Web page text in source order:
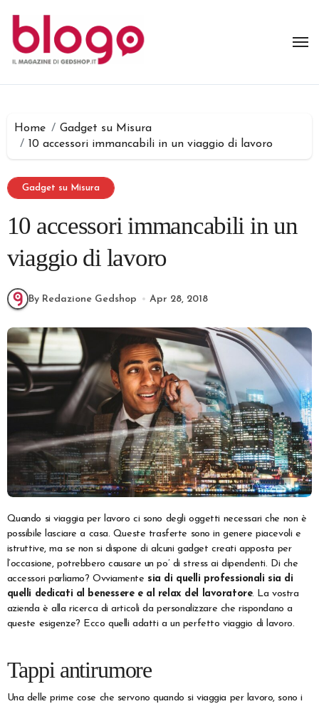
contenuto
Home
Gadget su Misura
10 accessori immancabili in un viaggio di lavoro
Gadget su Misura
10 accessori immancabili in un
viaggio di lavoro
By Redazione Gedshop Apr 28, 2018
Quando si viaggia per lavoro ci sono degli oggetti necessari che non è
possibile lasciare a casa. Queste trasferte sono in genere piacevoli e
istruttive, ma se non si dispone di alcuni gadget creati apposta per
l’occasione, potrebbero causare un po’ di stress ai dipendenti. Di che
accessori parliamo? Ovviamentesia di quelli professionali sia di
quelli dedicati al benessere e al relax del lavoratore. La vostra
azienda è alla ricerca di articoli da personalizzare che rispondano a
queste esigenze? Ecco quelli adatti a un perfetto viaggio di lavoro.
Tappi antirumore
Una delle prime cose che servono quando si viaggia per lavoro, sono i